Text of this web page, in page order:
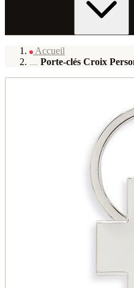
Accueil
Porte-clés Croix